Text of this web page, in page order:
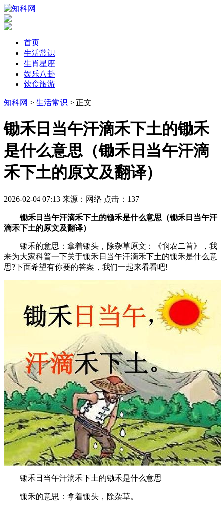
首页
生活常识
生肖星座
娱乐八卦
饮食旅游
知科网 > 生活常识 > 正文
​锄禾日当午汗滴禾下土的锄禾
是什么意思（锄禾日当午汗滴
禾下土的原文及翻译）
2026-02-04 07:13 来源：网络 点击： 137
锄禾日当午汗滴禾下土的锄禾是什么意思（锄禾日当午汗
滴禾下土的原文及翻译）
锄禾的意思：拿着锄头，除杂草原文：《悯农二首》，我
来为大家科普一下关于锄禾日当午汗滴禾下土的锄禾是什么意
思?下面希望有你要的答案，我们一起来看看吧!
锄禾日当午汗滴禾下土的锄禾是什么意思
锄禾的意思：拿着锄头，除杂草。